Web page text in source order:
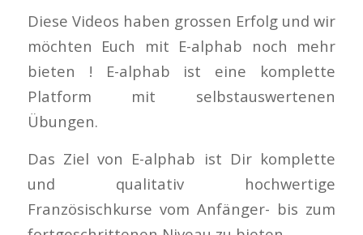
Diese Videos haben grossen Erfolg und wir
möchten Euch mit E-alphab noch mehr
bieten ! E-alphab ist eine komplette
Platform mit selbstauswertenen
Übungen.
Das Ziel von E-alphab ist Dir komplette
und qualitativ hochwertige
Französischkurse vom Anfänger- bis zum